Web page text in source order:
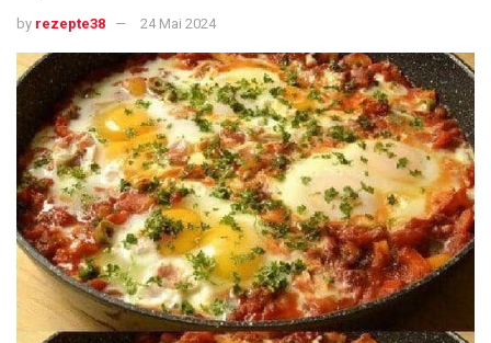
by rezepte38 24 Mai 2024